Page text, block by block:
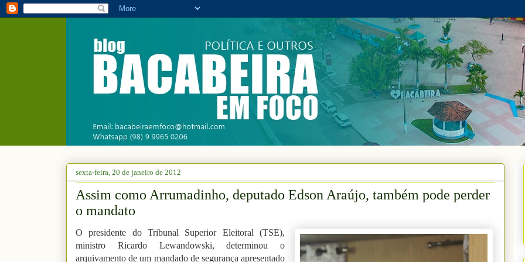
sexta-feira, 20 de janeiro de 2012
Assim como Arrumadinho, deputado Edson Araújo, também pode perder
o mandato
O presidente do Tribunal Superior Eleitoral (TSE),
ministro Ricardo Lewandowski, determinou o
arquivamento de um mandado de segurança apresentado